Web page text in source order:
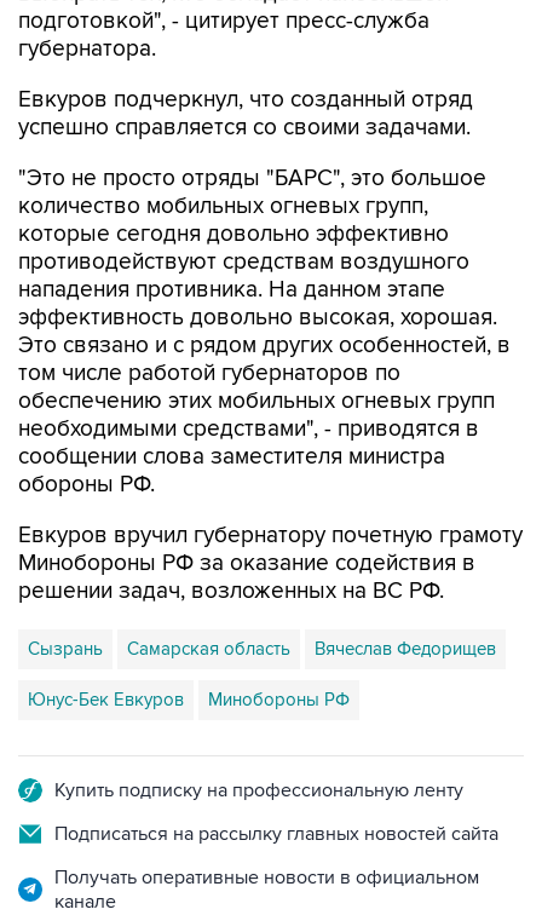
подготовкой", - цитирует пресс-служба
губернатора.
Евкуров подчеркнул, что созданный отряд
успешно справляется со своими задачами.
"Это не просто отряды "БАРС", это большое
количество мобильных огневых групп,
которые сегодня довольно эффективно
противодействуют средствам воздушного
нападения противника. На данном этапе
эффективность довольно высокая, хорошая.
Это связано и с рядом других особенностей, в
том числе работой губернаторов по
обеспечению этих мобильных огневых групп
необходимыми средствами", - приводятся в
сообщении слова заместителя министра
обороны РФ.
Евкуров вручил губернатору почетную грамоту
Минобороны РФ за оказание содействия в
решении задач, возложенных на ВС РФ.
Сызрань Самарская область Вячеслав Федорищев
Юнус-Бек Евкуров Минобороны РФ
Купить подписку на профессиональную ленту
Подписаться на рассылку главных новостей сайта
Получать оперативные новости в официальном
канале